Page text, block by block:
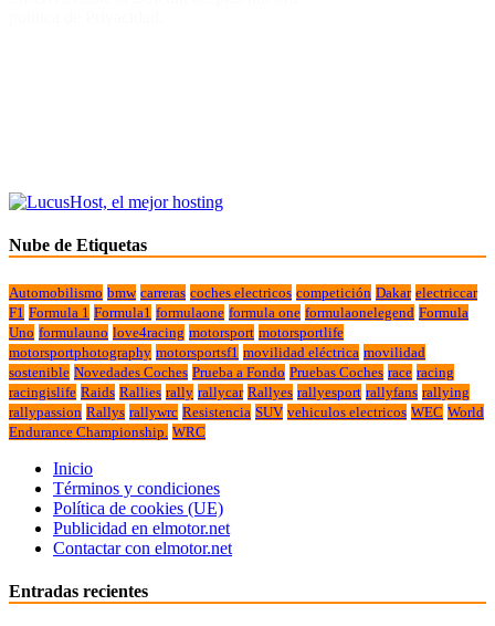
Nube de Etiquetas
Automobilismo bmw carreras coches electricos competición Dakar electriccar
F1 Formula 1 Formula1 formulaone formula one formulaonelegend Formula
Uno formulauno love4racing motorsport motorsportlife
motorsportphotography motorsportsf1 movilidad eléctrica movilidad
sostenible Novedades Coches Prueba a Fondo Pruebas Coches race racing
racingislife Raids Rallies rally rallycar Rallyes rallyesport rallyfans rallying
rallypassion Rallys rallywrc Resistencia SUV vehiculos electricos WEC World
Endurance Championship. WRC
Inicio
Términos y condiciones
Política de cookies (UE)
Publicidad en elmotor.net
Contactar con elmotor.net
Entradas recientes